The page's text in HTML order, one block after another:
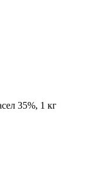
35%, 1 кг